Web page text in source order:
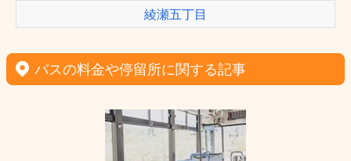
綾瀬五丁目
バスの料金や停留所に関する記事